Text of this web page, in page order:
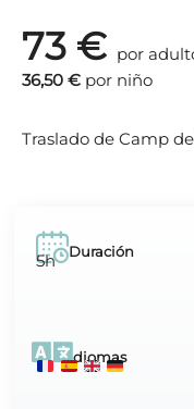
73 € por
36,50 € por niño
Traslado de Camp
Duración
5h
Idiomas